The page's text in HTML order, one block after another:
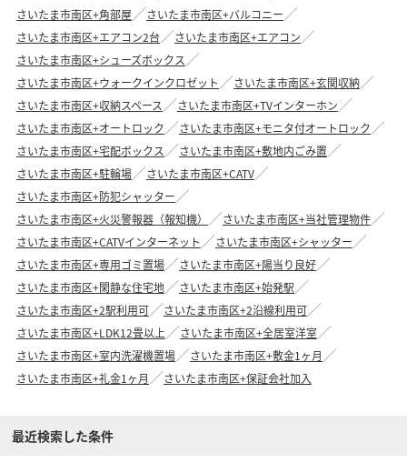
さいたま市南区+角部屋
さいたま市南区+バルコニー
さいたま市南区+エアコン2台
さいたま市南区+エアコン
さいたま市南区+シューズボックス
さいたま市南区+ウォークインクロゼット
さいたま市南区+玄関収納
さいたま市南区+収納スペース
さいたま市南区+TVインターホン
さいたま市南区+オートロック
さいたま市南区+モニタ付オートロック
さいたま市南区+宅配ボックス
さいたま市南区+敷地内ごみ置
さいたま市南区+駐輪場
さいたま市南区+CATV
さいたま市南区+防犯シャッター
さいたま市南区+火災警報器（報知機）
さいたま市南区+当社管理物件
さいたま市南区+CATVインターネット
さいたま市南区+シャッター
さいたま市南区+専用ゴミ置場
さいたま市南区+陽当り良好
さいたま市南区+閑静な住宅地
さいたま市南区+始発駅
さいたま市南区+2駅利用可
さいたま市南区+2沿線利用可
さいたま市南区+LDK12畳以上
さいたま市南区+全居室洋室
さいたま市南区+室内洗濯機置場
さいたま市南区+敷金1ヶ月
さいたま市南区+礼金1ヶ月
さいたま市南区+保証会社加入
最近検索した条件